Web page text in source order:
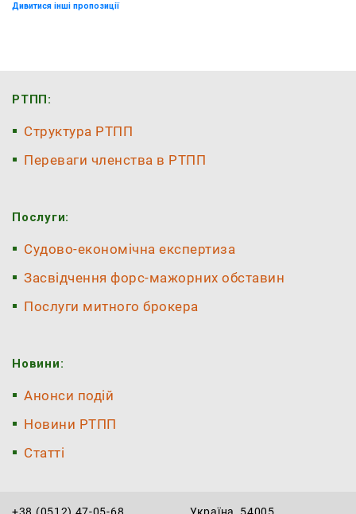
Дивитися інші пропозиції
РТПП:
Структура РТПП
Переваги членства в РТПП
Послуги:
Судово-економічна експертиза
Засвідчення форс-мажорних обставин
Послуги митного брокера
Новини:
Анонси подій
Новини РТПП
Статті